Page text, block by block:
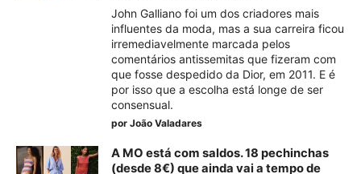
John Galliano foi um dos criadores mais
influentes da moda, mas a sua carreira ficou
irremediavelmente marcada pelos
comentários antissemitas que fizeram com
que fosse despedido da Dior, em 2011. E é
por isso que a escolha está longe de ser
consensual.
por João Valadares
A MO está com saldos. 18 pechinchas
(desde 8€) que ainda vai a tempo de